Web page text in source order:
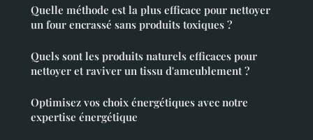
Quelle méthode est la plus efficace pour nettoyer
un four encrassé sans produits toxiques ?
Quels sont les produits naturels efficaces pour
nettoyer et raviver un tissu d'ameublement ?
Optimisez vos choix énergétiques avec notre
expertise énergétique